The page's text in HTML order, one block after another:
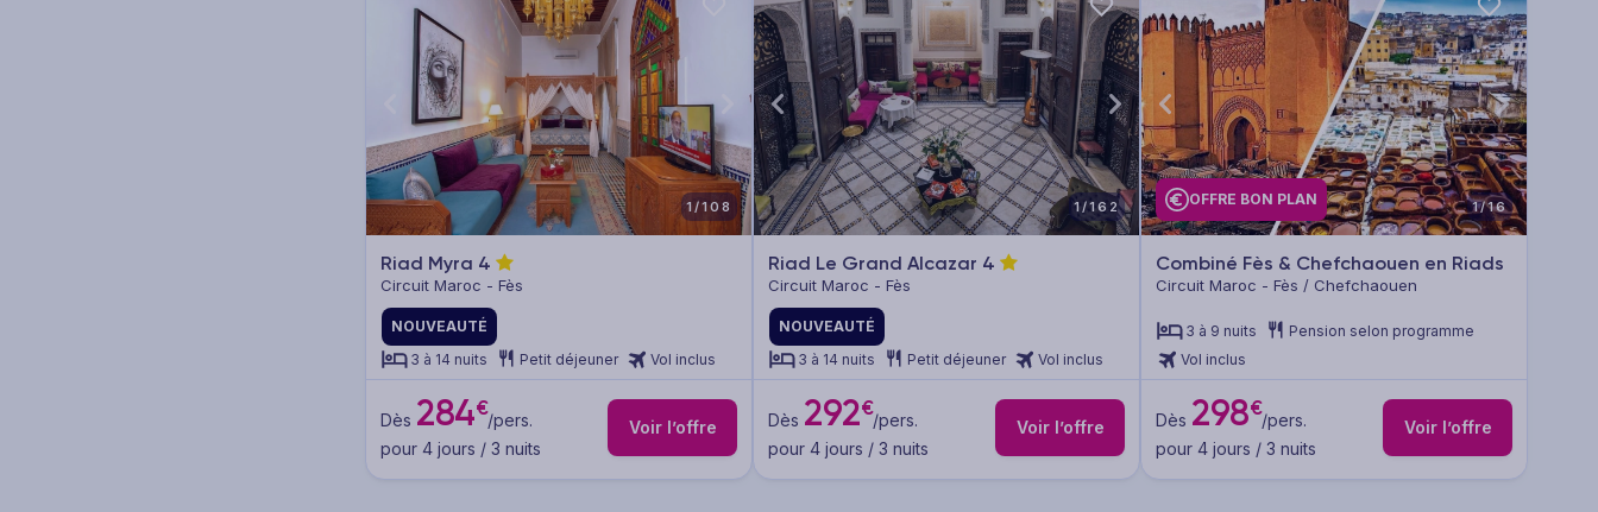
1/108
Riad Myra 4
Circuit Maroc - Fès
NOUVEAUTÉ
3 à 14 nuits
Petit déjeuner Vol inclus
Dès 284€/pers.
pour 4 jours / 3 nuits
Voir l’offre
1/162
Riad Le Grand Alcazar 4
Circuit Maroc - Fès
NOUVEAUTÉ
3 à 14 nuits
Petit déjeuner Vol inclus
Dès 292€/pers.
pour 4 jours / 3 nuits
Voir l’offre
OFFRE BON PLAN 1/16
Combiné Fès & Chefchaouen en Riads
Circuit Maroc - Fès / Chefchaouen
3 à 9 nuits
Pension selon programme
Vol inclus
Dès 298€/pers.
pour 4 jours / 3 nuits
Voir l’offre